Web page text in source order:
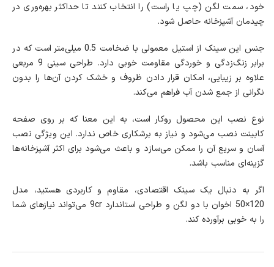
خود، سمت لگن (چپ یا راست) را انتخاب کنند تا حداکثر بهره‌وری در
چیدمان آشپزخانه حاصل شود.
جنس این سینک از استیل معمولی با ضخامت 0.5 میلی‌متر است که در
برابر زنگ‌زدگی و خوردگی مقاومت خوبی دارد. طراحی سینی 9 مربعی
علاوه بر زیبایی، امکان قرار دادن ظروف و خشک کردن آن‌ها را بدون
نگرانی از جمع شدن آب فراهم می‌کند.
نوع نصب این محصول روکار است، به این معنا که بر روی صفحه
کابینت نصب می‌شود و نیاز به برشکاری خاص ندارد. این ویژگی نصب
آسان و سریع آن را ممکن می‌سازد و باعث می‌شود برای اکثر آشپزخانه‌ها
گزینه‌ای مناسب باشد.
اگر به دنبال یک سینک اقتصادی، مقاوم و کاربردی هستید، مدل
120×50 اخوان با دو لگن و طراحی استاندارد 9cr می‌تواند نیازهای شما
را به خوبی برآورده کند.